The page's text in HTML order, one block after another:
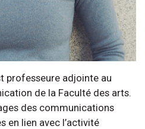
professeure adjointe au
de la Faculté des arts.
des communications
en lien avec l’activité